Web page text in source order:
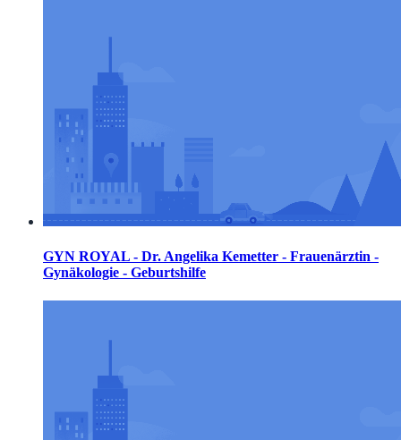
GYN ROYAL - Dr. Angelika Kemetter - Frauenärztin -
Gynäkologie - Geburtshilfe